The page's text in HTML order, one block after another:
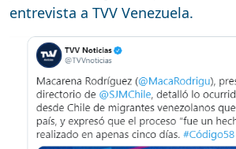
entrevista a TVV Venezuela.